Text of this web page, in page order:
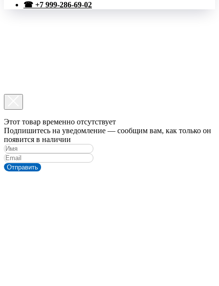
☎ +7 999-286-69-02
Этот товар временно отсутствует
Подпишитесь на уведомление — сообщим вам, как только он
появится в наличии
Отправить